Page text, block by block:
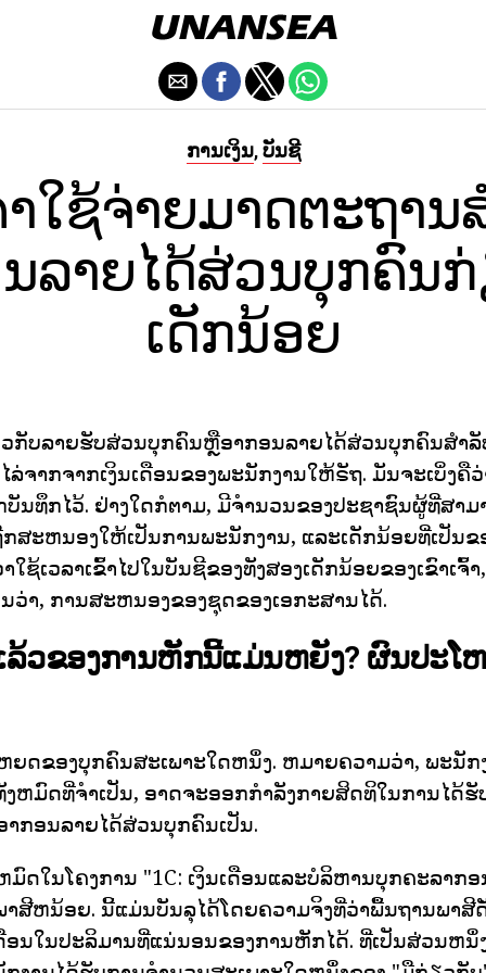
ການເງິນ, ບັນຊີ
ໃຊ້ຈ່າຍມາດຕະຖານ
ລາຍໄດ້ສ່ວນບຸກຄົນ
ເດັກນ້ອຍ
ກັບລາຍຮັບສ່ວນບຸກຄົນຫຼືອາກອນລາຍໄດ້ສ່ວນບຸກຄົນສໍາລັ
ຈາກຈາກເງິນເດືອນຂອງພະນັກງານໃຫ້ຣັຖ. ມັນຈະເບິ່ງຄື
ນທຶກໄວ້. ຢ່າງໃດກໍຕາມ, ມີຈໍານວນຂອງປະຊາຊົນຜູ້ທີ່ສາ
ສະຫນອງໃຫ້ເປັນການພະນັກງານ, ແລະເດັກນ້ອຍທີ່ເປັນຂ
ໃຊ້ເວລາເຂົ້າໄປໃນບັນຊີຂອງທັງສອງເດັກນ້ອຍຂອງເຂົາເຈົ້
ວ່າ, ການສະຫນອງຂອງຊຸດຂອງເອກະສານໄດ້.
ລ້ວຂອງການຫັກນີ້ແມ່ນຫຍັງ? ຜົນປະໂ
ດຂອງບຸກຄົນສະເພາະໃດຫນຶ່ງ. ຫມາຍຄວາມວ່າ, ພະນັ
ຫມົດທີ່ຈໍາເປັນ, ອາດຈະອອກກໍາລັງກາຍສິດທິໃນການໄດ້
ກອນລາຍໄດ້ສ່ວນບຸກຄົນເປັນ.
ດໃນໂຄງການ "1C: ເງິນເດືອນແລະບໍລິຫານບຸກຄະລາກ
າສີຫນ້ອຍ. ນີ້ແມ່ນບັນລຸໄດ້ໂດຍຄວາມຈິງທີ່ວ່າພື້ນຖານພາ
ອນໃນປະລິມານທີ່ແນ່ນອນຂອງການຫັກໄດ້. ທີ່ເປັນສ່ວນຫນຶ່